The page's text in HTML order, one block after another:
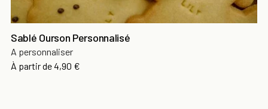
Sablé Ourson Personnalisé
A personnaliser
À partir de4,90 €